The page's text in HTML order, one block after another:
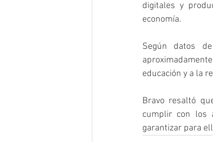
digitales y
economía.
Según datos
educación y a la
Bravo resaltó
cumplir con los
garantizar para